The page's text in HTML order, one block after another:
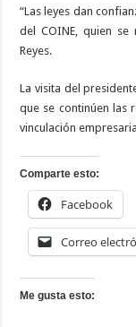
“Las leyes dan
del COINE, quien se
Reyes.
La visita del
que se continúen las
vinculación
Comparte esto:
Facebook
Correo
Me gusta esto: